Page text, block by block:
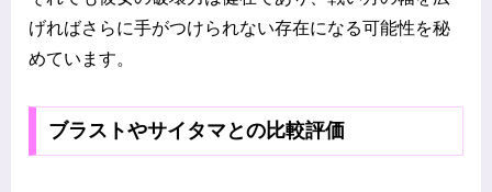
げればさらに手がつけられない存在になる可能性を秘
めています。
ブラストやサイタマとの比較評価